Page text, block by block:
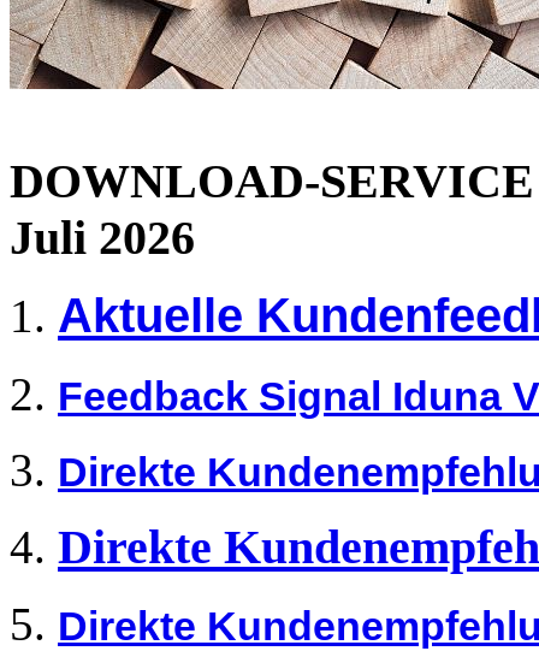
DOWNLOAD-
Juli 2026
Aktuelle
Feedback Signal Iduna
Direkte
Direkte
Direkte